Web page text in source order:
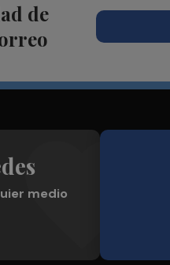
de
medio